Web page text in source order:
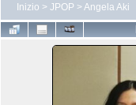
Inizio > JPOP >Angela Aki